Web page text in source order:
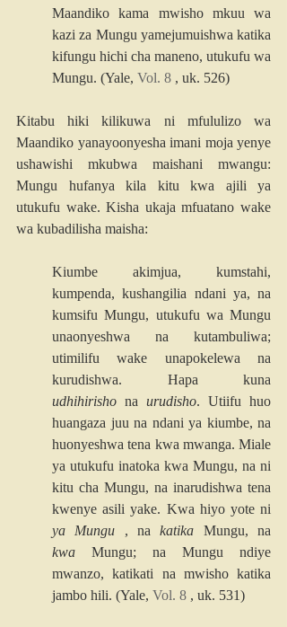
Maandiko kama mwisho mkuu wa
kazi za Mungu yamejumuishwa katika
kifungu hichi cha maneno, utukufu wa
Mungu. (Yale, Vol. 8 , uk. 526)
Kitabu hiki kilikuwa ni mfululizo wa
Maandiko yanayoonyesha imani moja yenye
ushawishi mkubwa maishani mwangu:
Mungu hufanya kila kitu kwa ajili ya
utukufu wake. Kisha ukaja mfuatano wake
wa kubadilisha maisha:
Kiumbe akimjua, kumstahi,
kumpenda, kushangilia ndani ya, na
kumsifu Mungu, utukufu wa Mungu
unaonyeshwa na kutambuliwa;
utimilifu wake unapokelewa na
udhihirisho na urudisho. Utiifu huo
huangaza juu na ndani ya kiumbe, na
huonyeshwa tena kwa mwanga. Miale
ya utukufu inatoka kwa Mungu, na ni
kitu cha Mungu, na inarudishwa tena
ya Mungu , na katika
kwa Mungu; na Mungu ndiye
mwanzo, katikati na mwisho katika
jambo hili. (Yale, Vol. 8 , uk. 531)